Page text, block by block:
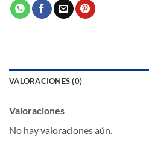
VALORACIONES (0)
Valoraciones
No hay valoraciones aún.